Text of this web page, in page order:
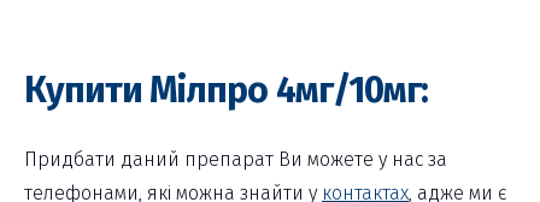
Купити Мілпро 4мг/10мг:
Придбати даний препарат Ви можете у нас за
телефонами, які можна знайти у контактах, адже ми є